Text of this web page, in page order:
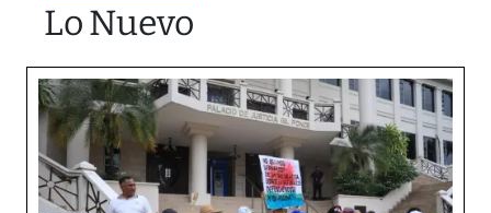
Lo Nuevo